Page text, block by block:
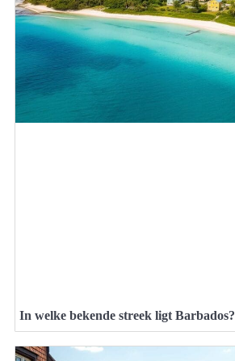
In welke bekende streek ligt Barbados?